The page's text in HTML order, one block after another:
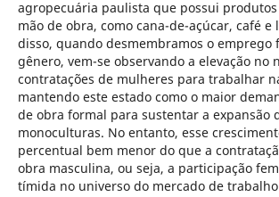
agropecuária paulista que possui
mão de obra, como cana-de-açúcar, café e
disso, quando desmembramos o emprego
gênero, vem-se observando a elevação no
contratações de mulheres para trabalhar
mantendo este estado como o maior
de obra formal para sustentar a expansão
monoculturas. No entanto, esse
percentual bem menor do que a
obra masculina, ou seja, a participação
tímida no universo do mercado de